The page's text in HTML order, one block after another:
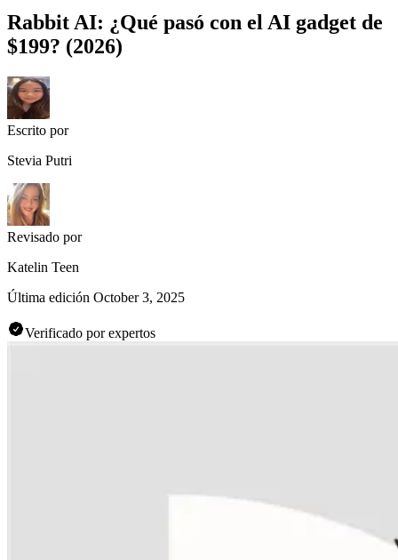
Rabbit AI: ¿Qué pasó con el AI gadget de
$199? (2026)
Escrito por
Stevia Putri
Revisado por
Katelin Teen
Última edición October 3, 2025
Verificado por expertos